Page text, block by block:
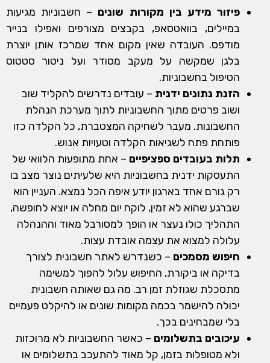
פיזור מידע בין מקורות שונים – חשבוניות מגיעות
במיילים, בוואטסאפ, בקבצים מצורפים ואפילו בנייר
מודפס. העובדה שאין מקום אחד שמרכז אותן יוצרת
בלגן שמקשה על מעקב מסודר ועל ניטור סטטוס
הטיפול בחשבוניות.
הזנת נתונים ידנית – עובדים נדרשים להקליד שוב
ושוב פרטים מתוך החשבוניות לתוך מערכת הנהלת
החשבונות. מעבר לשחיקה המצטברת, כל הקלדה כזו
פותחת פתח לשגיאות הקלדה וטעויות אנוש.
תלות בעובדים ספציפיים – אחת מתופעות הלוואי של
התעסקות ידנית בחשבוניות היא שלעיתים נוצר מצב בו
רק גורם אחד בארגון יודע איפה הכל נמצא. העניין הוא
שברגע שהוא לא זמין, לוקח יום מחלה או יוצא לחופשה,
התהליך כולו נעצר או הופך למסורבל מאוד וההנהלה
עלולה למצוא את עצמה אובדת עצות.
חיפוש מסמכים – כשנדרש לאתר חשבונית לצורך
בדיקה או ביקורת, החיפוש עלול להפוך למשימה
מתסכלת שגוזלת זמן רב. מה גם שאותה חשבונית
יכולה להישמר בכמה מקומות שונים או להיקלט פעמיים
בלי שמבחינים בכך.
עיכובים בתשלומים – כאשר החשבוניות לא מרוכזות
ולא מטופלות בזמן, קל מאוד להתעכב בתשלומים או